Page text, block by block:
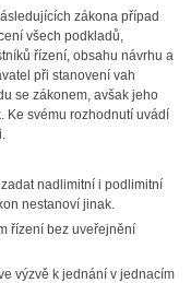
zákona případ
všech podkladů,
řízení, obsahu návrhu a
při stanovení vah
se zákonem, avšak jeho
Ke svému rozhodnutí uvádí
nadlimitní i podlimitní
nestanoví jinak.
řízení bez uveřejnění
výzvě k jednání v jednacím